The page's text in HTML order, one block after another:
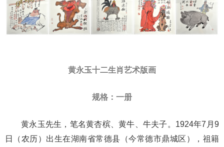
黄永玉十二生肖艺术版画
规格：一册
黄永玉先生，笔名黄杏槟、黄牛、牛夫子。1924年7月9
日（农历）出生在湖南省常德县（今常德市鼎城区），祖籍